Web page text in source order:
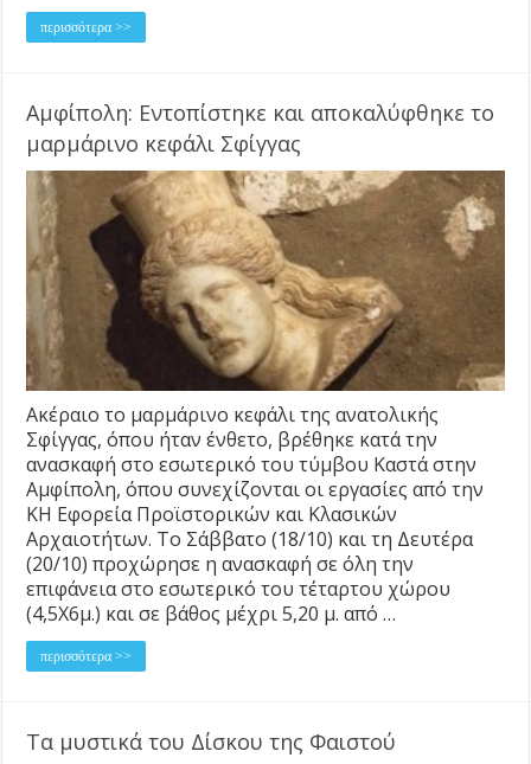
περισσότερα >>
Αμφίπολη: Εντοπίστηκε και αποκαλύφθηκε το
μαρμάρινο κεφάλι Σφίγγας
Ακέραιο το μαρμάρινο κεφάλι της ανατολικής
Σφίγγας, όπου ήταν ένθετο, βρέθηκε κατά την
ανασκαφή στο εσωτερικό του τύμβου Καστά στην
Αμφίπολη, όπου συνεχίζονται οι εργασίες από την
ΚΗ Εφορεία Προϊστορικών και Κλασικών
Αρχαιοτήτων. Το Σάββατο (18/10) και τη Δευτέρα
(20/10) προχώρησε η ανασκαφή σε όλη την
επιφάνεια στο εσωτερικό του τέταρτου χώρου
(4,5Χ6μ.) και σε βάθος μέχρι 5,20 μ. από …
περισσότερα >>
Τα μυστικά του Δίσκου της Φαιστού